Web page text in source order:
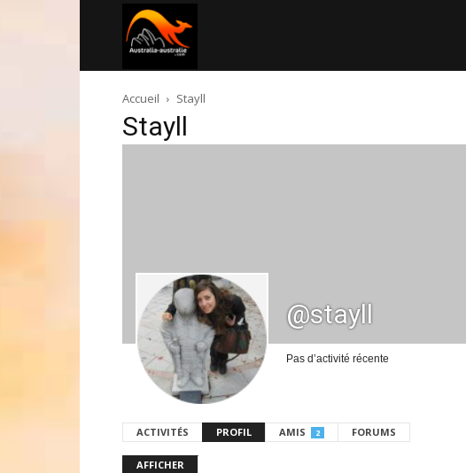
australie.com
Accueil Stayll
Stayll
@stayll
Pas d’activité récente
ACTIVITÉS PROFIL AMIS 2 FORUMS
AFFICHER